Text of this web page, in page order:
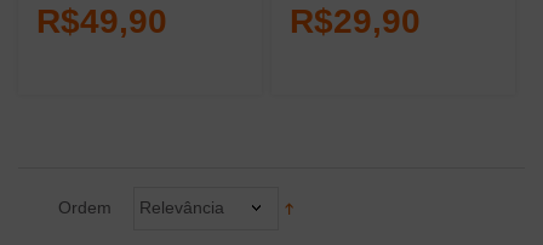
R$49,90 R$29,90
Ordem Relevância